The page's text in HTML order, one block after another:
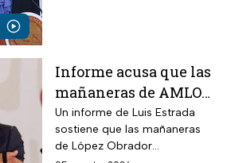
Informe acusa que las
mañaneras de AMLO
acumularon más de
100 mil afirmaciones
falsas
Un informe de Luis Estrada
sostiene que las mañaneras
de López Obrador